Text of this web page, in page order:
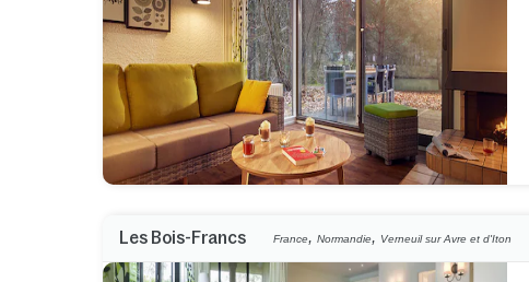
Les Bois-Francs France,Normandie, Verneuil sur Avre et d'Iton